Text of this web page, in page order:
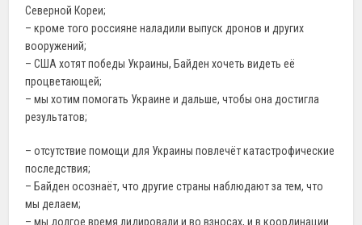
Северной Кореи;
– кроме того россияне наладили выпуск дронов и других
вооружений;
– США хотят победы Украины, Байден хочеть видеть её
процветающей;
– мы хотим помогать Украине и дальше, чтобы она достигла
результатов;
– отсутствие помощи для Украины повлечёт катастрофические
последствия;
– Байден осознаёт, что другие страны наблюдают за тем, что
мы делаем;
– мы долгое время лидировали и во взносах, и в координации